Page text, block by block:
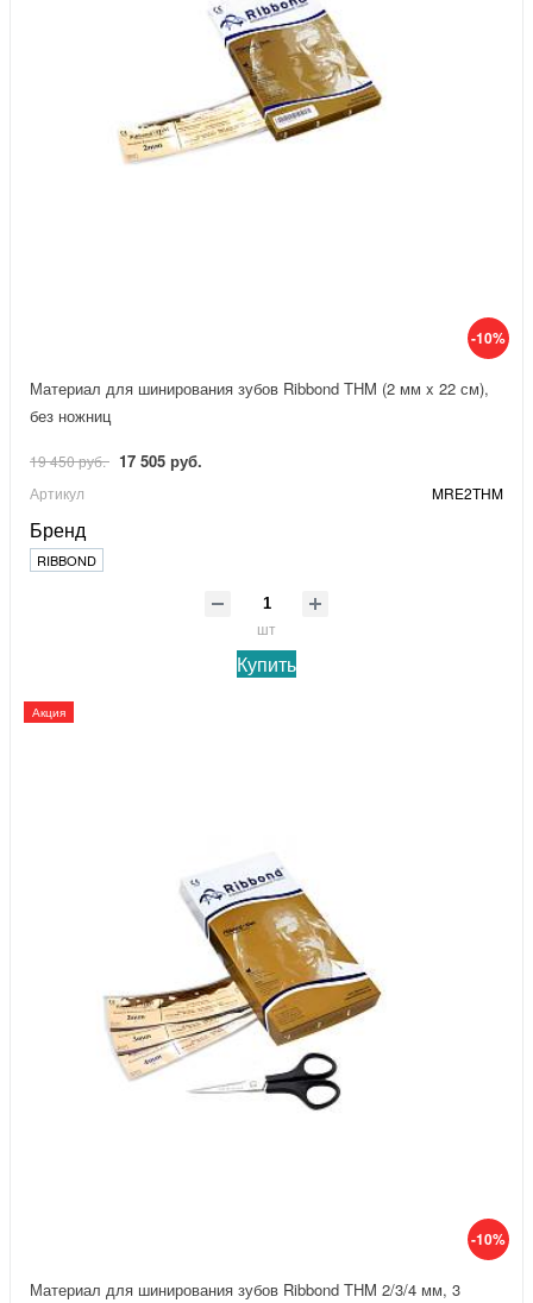
-10%
Материал для шинирования зубов Ribbond THM (2 мм x 22 см),
без ножниц
19 450 руб. 17 505 руб.
Артикул MRE2THM
Бренд
RIBBOND
шт
Купить
-10%
Акция
Материал для шинирования зубов Ribbond THM 2/3/4 мм, 3